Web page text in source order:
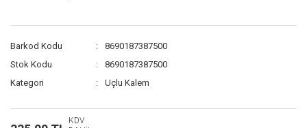
Barkod Kodu
8690187387500
Stok Kodu
8690187387500
Kategori
Uçlu Kalem
KDV